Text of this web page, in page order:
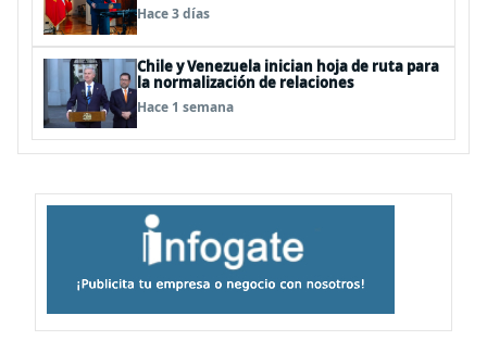
Hace 3 días
Chile y Venezuela inician hoja de ruta para
la normalización de relaciones
Hace 1 semana